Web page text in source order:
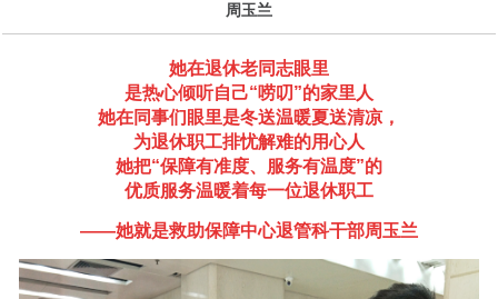
周玉兰
她在退休老同志眼里
是热心倾听自己“唠叨”的家里人
她在同事们眼里是冬送温暖夏送清凉，
为退休职工排忧解难的用心人
她把“保障有准度、服务有温度”的
优质服务温暖着每一位退休职工
——她就是救助保障中心退管科干部周玉兰